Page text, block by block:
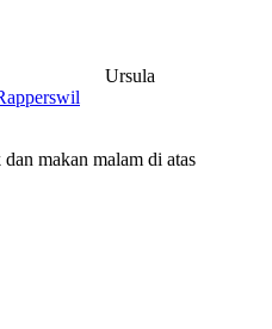
Ursula
makan malam di atas